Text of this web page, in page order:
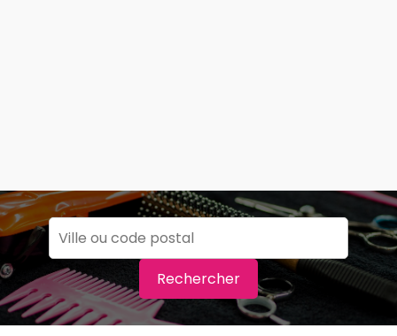
Rechercher